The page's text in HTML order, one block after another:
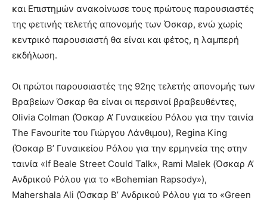
και Επιστημών ανακοίνωσε τους πρώτους παρουσιαστές
της φετινής τελετής απονομής των Όσκαρ, ενώ χωρίς
κεντρικό παρουσιαστή θα είναι και φέτος, η λαμπερή
εκδήλωση.
Οι πρώτοι παρουσιαστές της 92ης τελετής απονομής των
Βραβείων Όσκαρ θα είναι οι περσινοί βραβευθέντες,
Olivia Colman (Όσκαρ Α’ Γυναικείου Ρόλου για την ταινία
The Favourite του Γιώργου Λάνθιμου), Regina King
(Όσκαρ Β’ Γυναικείου Ρόλου για την ερμηνεία της στην
ταινία «If Beale Street Could Talk», Rami Malek (Όσκαρ Α’
Ανδρικού Ρόλου για το «Bohemian Rapsody»),
Mahershala Ali (Όσκαρ Β’ Ανδρικού Ρόλου για το «Green